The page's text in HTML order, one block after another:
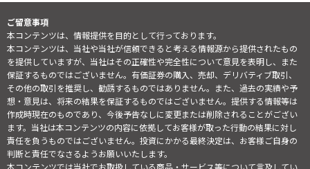
ご留意事項
本コンテンツは、情報提供を目的として行っております。
本コンテンツは、当社や当社が信頼できると考える情報源から提供されたもの
を提供していますが、当社はその正確性や完全性について意見を表明し、また
保証するものではございません。有価証券の購入、売却、デリバティブ取引、
その他の取引を推奨し、勧誘するものではありません。また、過去の実績や予
想・意見は、将来の結果を保証するものではございません。提供する情報等は
作成時現在のものであり、今後予告なしに変更または削除されることがござい
ます。当社は本コンテンツの内容に依拠してお客様が取った行動の結果に対し
責任を負うものではございません。投資にかかる最終決定は、お客様ご自身の
判断と責任でなさるようお願いいたします。